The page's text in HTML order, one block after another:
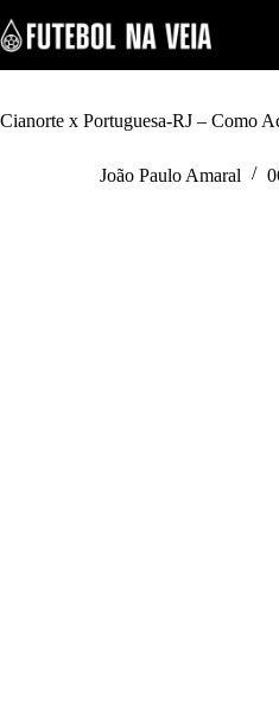
k
i
p
o
Cianorte x Portuguesa-RJ – Como
João Paulo Amaral